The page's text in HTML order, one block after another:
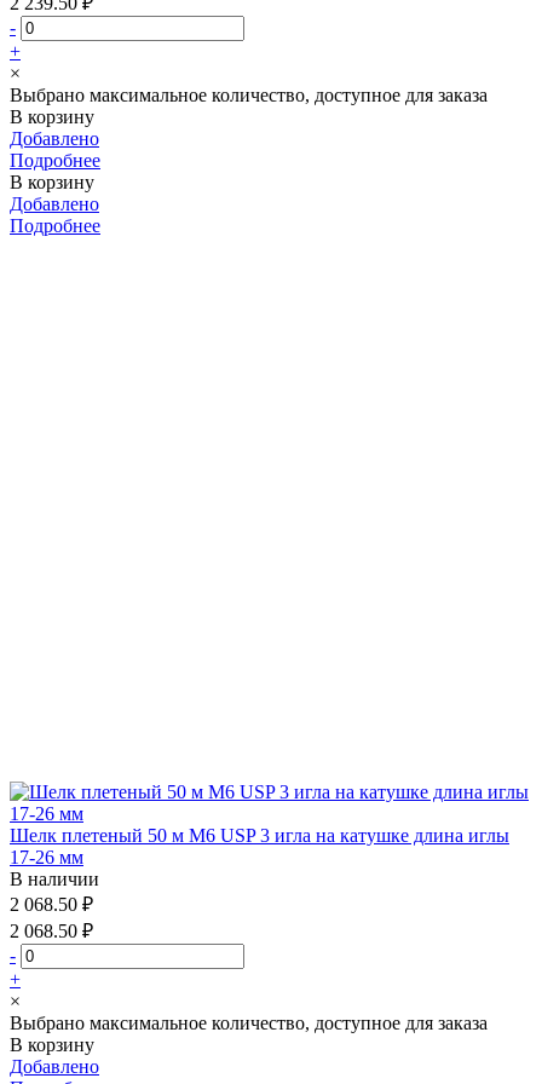
-
+
×
Выбрано максимальное количество, доступное для заказа
В корзину
Добавлено
Подробнее
В корзину
Добавлено
Подробнее
Шелк плетеный 50 м М6 USP 3 игла на катушке длина иглы
17-26 мм
В наличии
2 068.50 ₽
2 068.50 ₽
-
+
×
Выбрано максимальное количество, доступное для заказа
В корзину
Добавлено